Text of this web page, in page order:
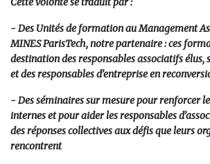
- Des Unités de formation au Management
MINES ParisTech, notre partenaire : ces
destination des responsables associatifs élus,
et des responsables d’entreprise en
- Des séminaires sur mesure pour renforcer
internes et pour aider les responsables
des réponses collectives aux défis que leurs
rencontrent